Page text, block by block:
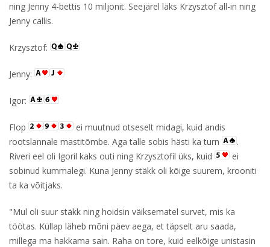
ning Jenny 4-bettis 10 miljonit. Seejärel läks Krzysztof all-in ning
Jenny callis.
Krzysztof:
Jenny:
Igor:
Flop
ei muutnud otseselt midagi, kuid andis
rootslannale mastitõmbe. Aga talle sobis hästi ka turn
.
Riveri eel oli Igoril kaks outi ning Krzysztofil üks, kuid
ei
sobinud kummalegi. Kuna Jenny stäkk oli kõige suurem, krooniti
ta ka võitjaks.
"Mul oli suur stäkk ning hoidsin väiksematel survet, mis ka
töötas. Küllap läheb mõni päev aega, et täpselt aru saada,
millega ma hakkama sain. Raha on tore, kuid eelkõige unistasin